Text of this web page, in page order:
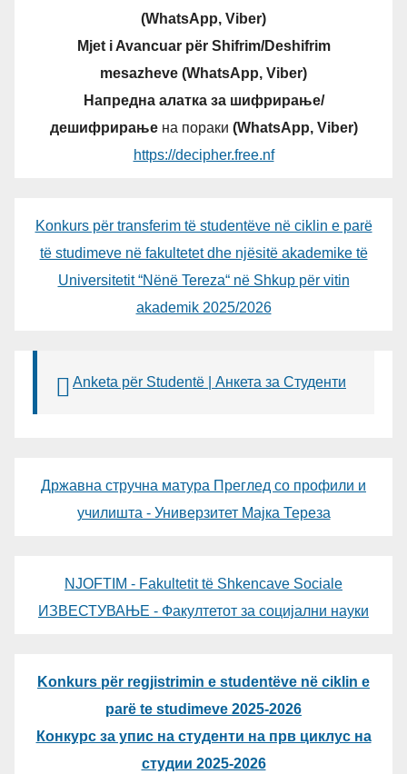
(WhatsApp, Viber)
Mjet i Avancuar për Shifrim/Deshifrim
mesazheve (WhatsApp, Viber)
Напредна алатка за шифрирање/
дешифрирањена пораки (WhatsApp, Viber)
https://decipher.free.nf
Konkurs për transferim të studentëve në ciklin e parë
të studimeve në fakultetet dhe njësitë akademike të
Universitetit “Nënë Tereza“ në Shkup për vitin
akademik 2025/2026
Anketa për Studentë | Анкета за Студенти
Државна стручна матура Преглед со профили и
училишта - Универзитет Мајка Тереза
NJOFTIM - Fakultetit të Shkencave Sociale
ИЗВЕСТУВАЊЕ - Факултетот за социјални науки
Konkurs për regjistrimin e studentëve në ciklin e
parë te studimeve 2025-2026
Конкурс за упис на студенти на прв циклус на
студии 2025-2026